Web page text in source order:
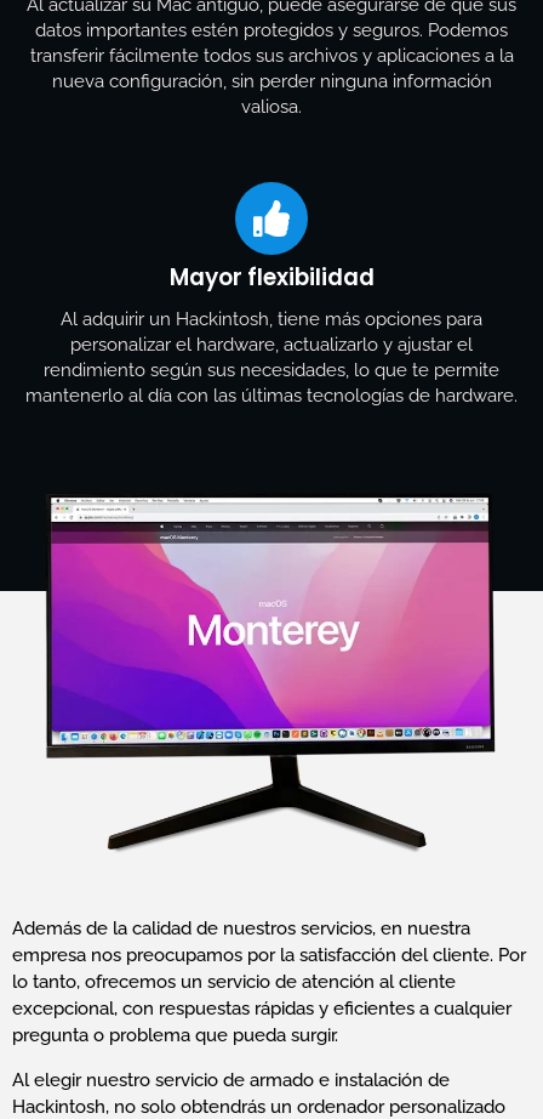
Al actualizar su Mac antiguo, puede asegurarse de que sus
datos importantes estén protegidos y seguros. Podemos
transferir fácilmente todos sus archivos y aplicaciones a la
nueva configuración, sin perder ninguna información
valiosa.
Mayor flexibilidad
Al adquirir un Hackintosh, tiene más opciones para
personalizar el hardware, actualizarlo y ajustar el
rendimiento según sus necesidades, lo que te permite
mantenerlo al día con las últimas tecnologías de hardware.
Además de la calidad de nuestros servicios, en nuestra
empresa nos preocupamos por la satisfacción del cliente. Por
lo tanto, ofrecemos un servicio de atención al cliente
excepcional, con respuestas rápidas y eficientes a cualquier
pregunta o problema que pueda surgir.
Al elegir nuestro servicio de armado e instalación de
Hackintosh, no solo obtendrás un ordenador personalizado